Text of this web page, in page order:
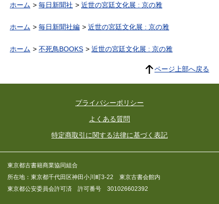
ホーム 毎日新聞社 近世の宮廷文化展 : 京の雅
ホーム 毎日新聞社編 近世の宮廷文化展 : 京の雅
ホーム 不死鳥BOOKS 近世の宮廷文化展 : 京の雅
ページ上部へ戻る
プライバシーポリシー
よくある質問
特定商取引に関する法律に基づく表記
東京都古書籍商業協同組合
所在地：東京都千代田区神田小川町3-22 東京古書会館内
東京都公安委員会許可済 許可番号 301026602392